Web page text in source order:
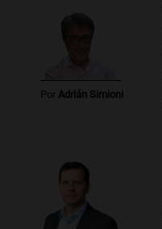
Por Adrián Simioni